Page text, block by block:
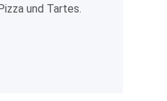
und Tartes.